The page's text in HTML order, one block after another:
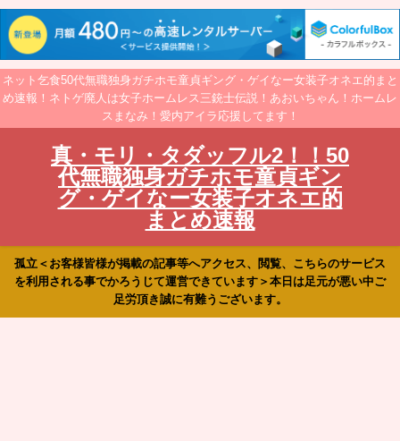
ネット乞食50代無職独身ガチホモ童貞ギング・ゲイなー女装子オネエ的まと
め速報！ネトゲ廃人は女子ホームレス三銃士伝説！あおいちゃん！ホームレ
スまなみ！愛内アイラ応援してます！
真・モリ・タダッフル2！！50
代無職独身ガチホモ童貞ギン
グ・ゲイなー女装子オネエ的
まとめ速報
孤立＜お客様皆様が掲載の記事等へアクセス、閲覧、こちらのサービス
を利用される事でかろうじて運営できています＞本日は足元が悪い中ご
足労頂き誠に有難うございます。